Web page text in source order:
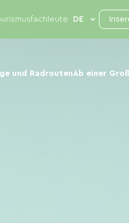
und RadroutenAb einer